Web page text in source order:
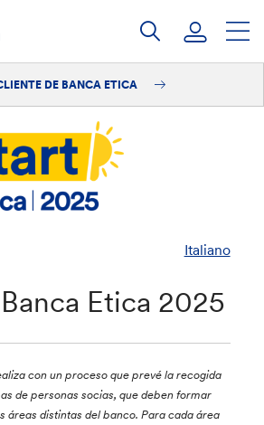
DE BANCA ETICA
Italiano
Etica 2025
con un proceso que prevé la recogida
de personas socias, que deben formar
áreas distintas del banco. Para cada área